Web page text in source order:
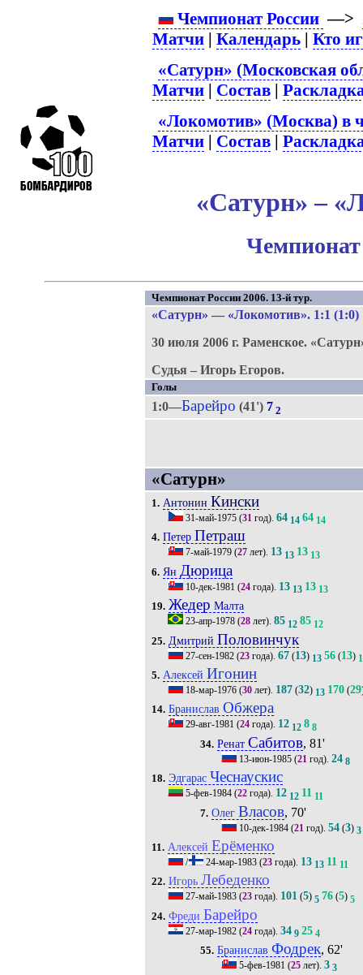
Чемпионат России —>
Матчи |Календарь |Кто
«Сатурн» (Московская
Матчи | Состав |
«Локомотив» (Москва) в
Матчи | Состав |
«Сатурн» –
Чемпионат
Чемпионат России 2006. 13-й тур.
«Сатурн» — «Локомотив». 1:1 (1:0)
30 июля 2006 г. Раменское.
Судья – Игорь Егоров.
Голы
1:0—Барейро (41') 7 2
«Сатурн»
1. Антонин Кински
31-май-1975(31год). 64 14 64 14
4. Петер Петраш
7-май-1979(27лет). 13 13 13 13
6. Ян Дюрица
10-дек-1981 (24года). 13 13 13 13
19. Жедер Малта
23-апр-1978(28лет). 85 12 85 12
25. Дмитрий Половинчук
27-сен-1982(23года). 67(13) 13 56(13)
5. Алексей Игонин
18-мар-1976(30лет). 187(32) 13 170(29
14. Бранислав Обжера
29-авг-1981 (24года). 12 12 8 8
34. Ренат Сабитов, 81'
13-июн-1985 (21 год).24 8
18. Эдгарас Чеснаускис
5-фев-1984(22года). 12 12 11 11
7. Олег Власов, 70'
10-дек-1984 (21 год).54 (3) 3
11. Алексей Ерёменко
/ 24-мар-1983(23года). 13 13 11 11
22. Игорь Лебеденко
27-май-1983(23года). 101(5) 5 76(5) 5
24. Фреди Барейро
27-мар-1982(24года). 34 9 25 4
55. Бранислав Фодрек, 62'
5-фев-1981 (25 лет).3 3